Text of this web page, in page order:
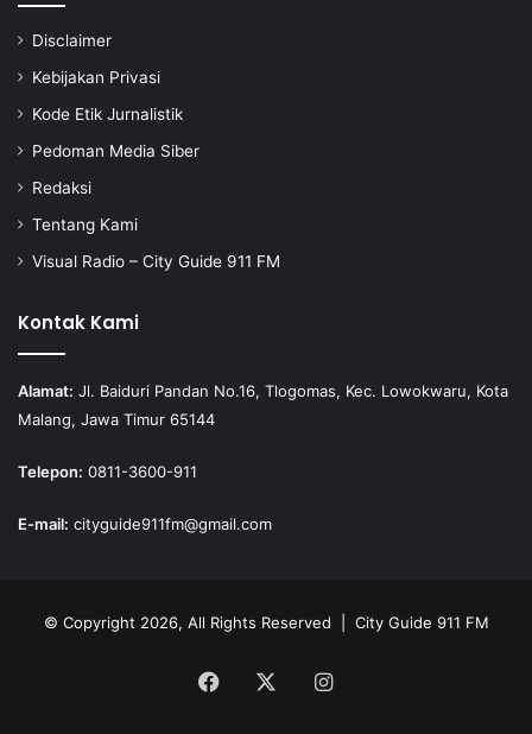
Disclaimer
Kebijakan Privasi
Kode Etik Jurnalistik
Pedoman Media Siber
Redaksi
Tentang Kami
Visual Radio – City Guide 911 FM
Kontak Kami
Alamat: Jl. Baiduri Pandan No.16, Tlogomas, Kec. Lowokwaru, Kota
Malang, Jawa Timur 65144
Telepon: 0811-3600-911
E-mail: cityguide911fm@gmail.com
© Copyright 2026, All Rights Reserved | City Guide 911 FM
Facebook Instagram